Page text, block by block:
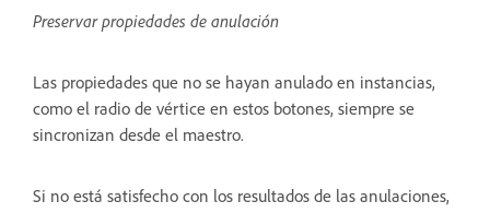
Preservar propiedades de anulación
Las propiedades que no se hayan anulado en instancias,
como el radio de vértice en estos botones, siempre se
sincronizan desde el maestro.
Si no está satisfecho con los resultados de las anulaciones,